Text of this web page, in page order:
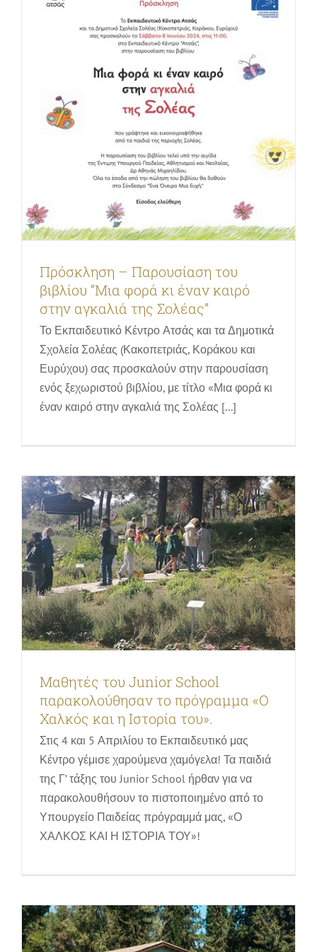
ΣΕΜΙΝΑΡΙΑ/ΔΙΑΛΕΞΕΙΣ
ΙΣΤΟΡΙΚO ΕΚΔΗΛΩΣΕΩΝ
ΓΚΑΛΕΡΙ
Πρόσκληση – Παρουσίαση του
βιβλίου “Μια φορά κι έναν καιρό
στην αγκαλιά της Σολέας”
Το Εκπαιδευτικό Κέντρο Ατσάς και τα Δημοτικά
Σχολεία Σολέας (Κακοπετριάς, Κοράκου και
Ευρύχου) σας προσκαλούν στην παρουσίαση
ενός ξεχωριστού βιβλίου, με τίτλο «Μια φορά κι
έναν καιρό στην αγκαλιά της Σολέας [...]
Μαθητές του Junior School
παρακολούθησαν το πρόγραμμα «Ο
Χαλκός και η Ιστορία του».
Μαθητές του Junior School
παρακολούθησαν το πρόγραμμα «Ο
Χαλκός και η Ιστορία του».
Στις 4 και 5 Απριλίου το Εκπαιδευτικό μας
Κέντρο γέμισε χαρούμενα χαμόγελα! Τα παιδιά
της Γ’ τάξης του Junior School ήρθαν για να
παρακολουθήσουν το πιστοποιημένο από το
Υπουργείο Παιδείας πρόγραμμά μας, «Ο
ΧΑΛΚΟΣ ΚΑΙ Η ΙΣΤΟΡΙΑ ΤΟΥ»!
Το Εκπαιδευτικό Κέντρο Ατσάς
καλωσορίζει μαθητές και
εκπαιδευτικούς στο πρόγραμμα «Ο